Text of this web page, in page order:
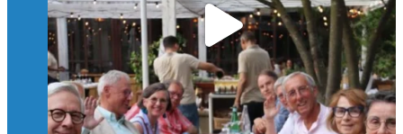
🚀Afterwork à Genève 🚀
🥳 Le 22 avril dernier, 14 Alumni vivant / travaillant
en Suisse ont partagé un moment convivial de
retrouvailles et d'échanges !
Merci à tous pour votre présence et à Alexandre